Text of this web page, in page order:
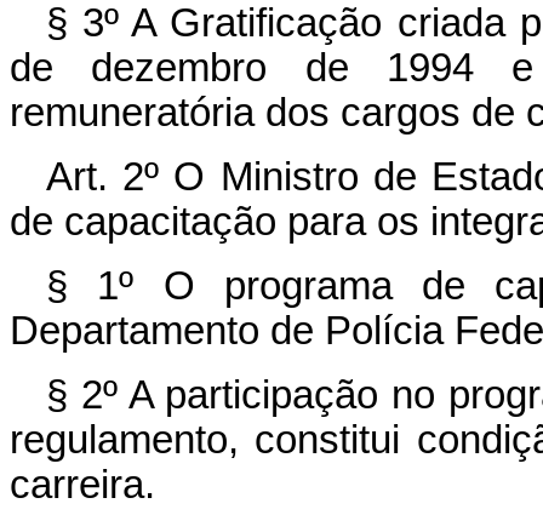
§ 3º A Gratificação criada
de dezembro de 1994
remuneratória dos cargos de
Art. 2º O Ministro de
de capacitação para os
§ 1º O programa de
Departamento de Polícia
§ 2º A participação no
regulamento, constitui
carreira.